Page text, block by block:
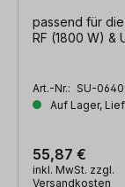
passend für
RF (1800 W) &
Art.-Nr.: SU-
Auf Lager,
55,87 €
inkl. MwSt. zzgl.
Versandkosten